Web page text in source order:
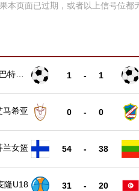
页面已过期，或者以上信号位都
特B
1 - 1
马希亚 0 - 0
兰女篮 54 - 38
隆U18 31 - 20